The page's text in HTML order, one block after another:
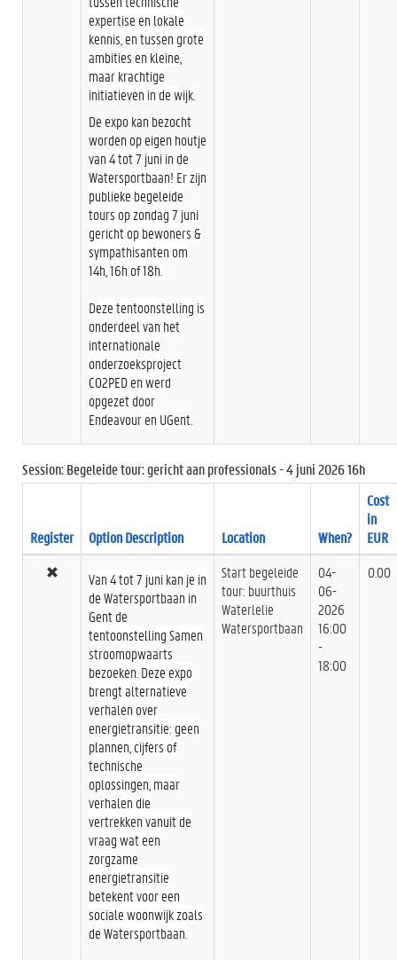
expertise en lokale
kennis, en tussen grote
ambities en kleine,
maar krachtige
initiatieven in de wijk.
De expo kan bezocht
worden op eigen houtje
van 4 tot 7 juni in de
Watersportbaan! Er zijn
publieke begeleide
tours op zondag 7 juni
gericht op bewoners &
sympathisanten om
14h, 16h of 18h.
Deze tentoonstelling is
onderdeel van het
internationale
onderzoeksproject
CO2PED en werd
opgezet door
Endeavour en UGent.
Session: Begeleide tour: gericht aan professionals - 4 juni 2026 16h
Register Option Description Location When?
Cost
in
EUR
Van 4 tot 7 juni kan je in
de Watersportbaan in
Gent de
tentoonstelling Samen
stroomopwaarts
bezoeken. Deze expo
brengt alternatieve
verhalen over
energietransitie: geen
plannen, cijfers of
technische
oplossingen, maar
verhalen die
vertrekken vanuit de
vraag wat een
zorgzame
energietransitie
betekent voor een
sociale woonwijk zoals
de Watersportbaan.
Start begeleide
tour: buurthuis
Waterlelie
Watersportbaan
04-
06-
2026
16:00
-
18:00
0.00